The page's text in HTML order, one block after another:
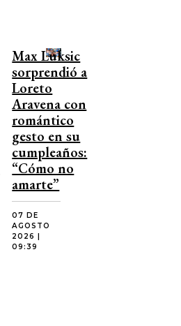
Max Luksic
sorprendió a
Loreto
Aravena con
romántico
gesto en su
cumpleaños:
“Cómo no
amarte”
07 DE
AGOSTO
2026 |
09:39